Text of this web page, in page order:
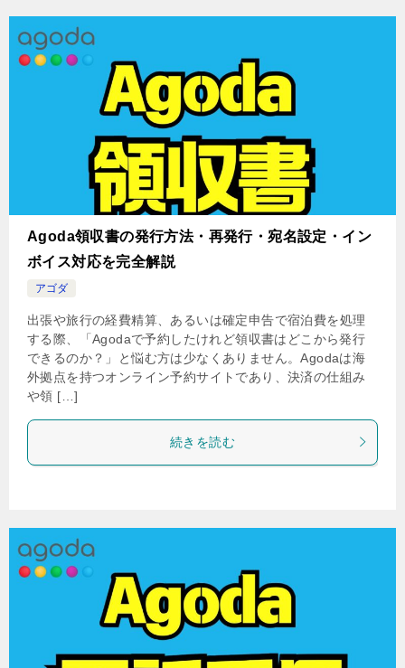
Agoda領収書の発行方法・再発行・宛名設定・イン
ボイス対応を完全解説
アゴダ
出張や旅行の経費精算、あるいは確定申告で宿泊費を処理
する際、「Agodaで予約したけれど領収書はどこから発行
できるのか？」と悩む方は少なくありません。Agodaは海
外拠点を持つオンライン予約サイトであり、決済の仕組み
や領 […]
続きを読む